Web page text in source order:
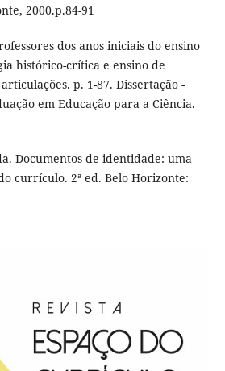
2000.p.84-91
dos anos iniciais do ensino
histórico-crítica e ensino de
p. 1-87. Dissertação -
em Educação para a Ciência.
Documentos de identidade: uma
currículo. 2ª ed. Belo Horizonte: